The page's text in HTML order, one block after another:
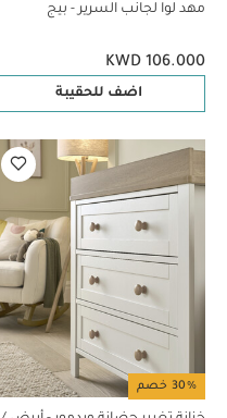
مهد لوا لجانب السرير - بيج
KWD 106.000
اضف للحقيبة
30% خصم